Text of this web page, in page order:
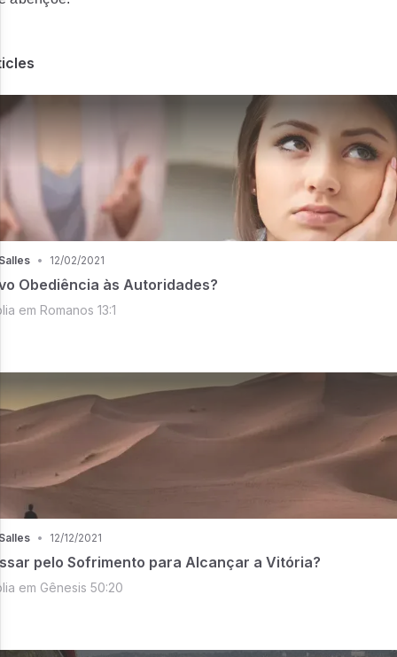
• 12/02/2021
Obediência às Autoridades?
em Romanos 13:1
• 12/12/2021
pelo Sofrimento para Alcançar a Vitória?
em Gênesis 50:20